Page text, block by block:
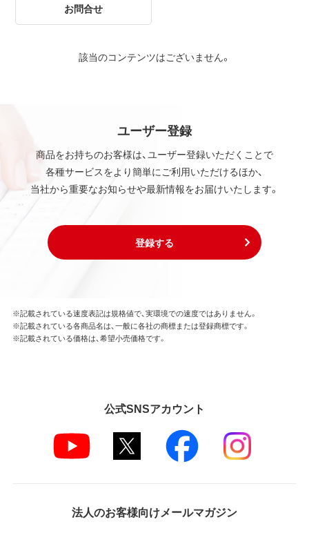
お問合せ
該当のコンテンツはございません。
ユーザー登録
商品をお持ちのお客様は、ユーザー登録いただくことで
各種サービスをより簡単にご利用いただけるほか、
当社から重要なお知らせや最新情報をお届けいたします。
登録する
※記載されている速度表記は規格値で、実環境での速度ではありません。
※記載されている各商品名は、一般に各社の商標または登録商標です。
※記載されている価格は、希望小売価格です。
公式SNSアカウント
法人のお客様向けメールマガジン